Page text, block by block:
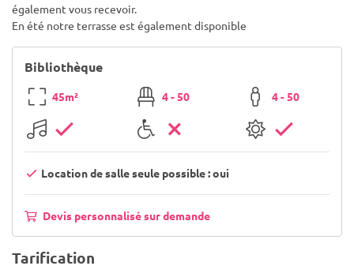
également vous recevoir.
En été notre terrasse est également disponible
Bibliothèque
45m² 4 - 50 4 - 50
Location de salle seule possible : oui
Devis personnalisé sur demande
Tarification